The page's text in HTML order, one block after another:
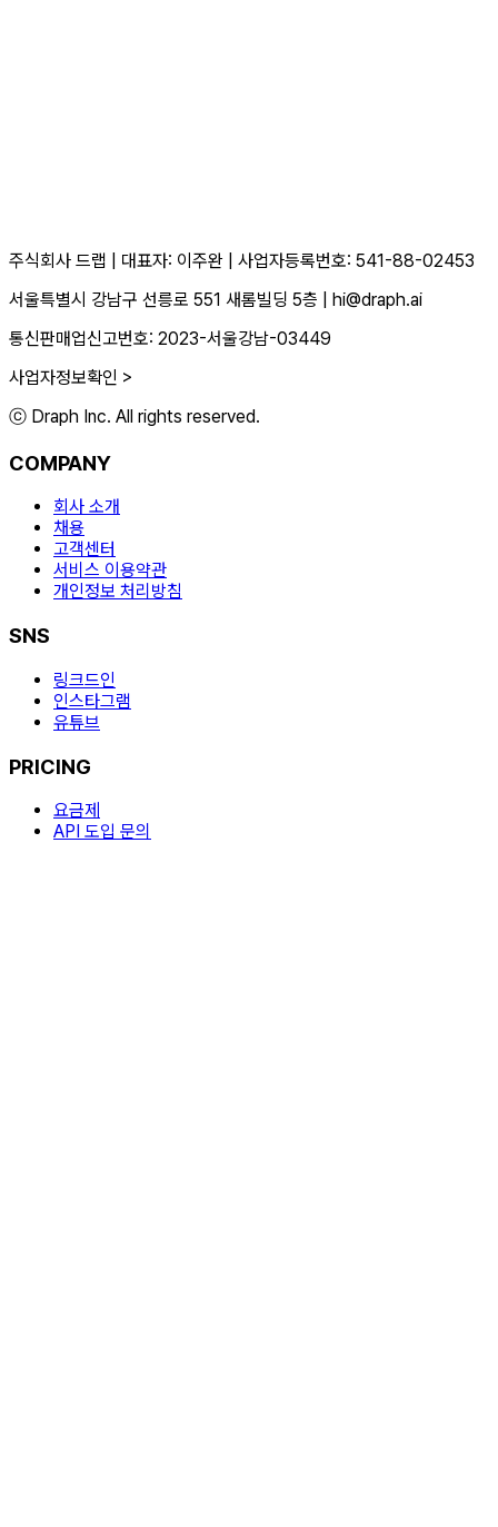
주식회사 드랩 대표자: 이주완
사업자등록번호: 541-88-02453
서울특별시 강남구 선릉로 551 새롬빌딩 5층
hi@draph.ai
통신판매업신고번호: 2023-서울강남-03449
사업자정보확인 >
ⓒ Draph Inc. All rights reserved.
COMPANY
회사 소개
채용
고객센터
서비스 이용약관
개인정보 처리방침
SNS
링크드인
인스타그램
유튜브
PRICING
요금제
API 도입 문의